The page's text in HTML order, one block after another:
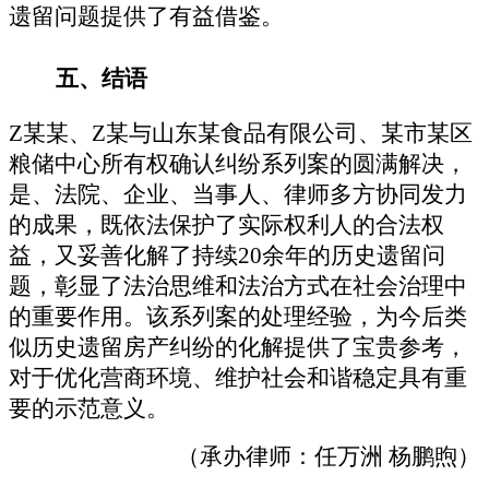
遗留问题提供了有益借鉴。
五、 结语
Z某某、 Z某与山东某食品有限公司、 某市某区
粮储中心所有权确认纠纷系列案的圆满解决，
是、 法院、企业、当事人、律师多方协同发力
的成果，既依法保护了实际权利人的合法权
益，又妥善化解了持续20余年的历史遗留问
题，彰显了法治思维和法治方式在社会治理中
的重要作用。该系列案的处理经验，为今后类
似历史遗留房产纠纷的化解提供了宝贵参考 ，
对于优化营商环境、维护社会和谐稳定具有重
要的示范意义。
（承办律师：任万洲 杨鹏煦）